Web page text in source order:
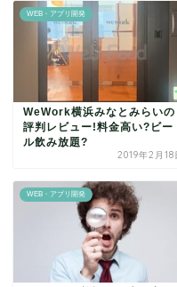
WEB・アプリ開発
WeWork横浜みなとみらいの
評判レビュー!料金高い?ビー
ル飲み放題?
2019年2月18
WEB・アプリ開発